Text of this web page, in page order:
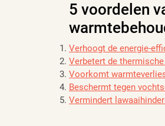
5 voordelen
Verhoogt de energie-
Verbetert de
Voorkomt
Beschermt tegen
Vermindert